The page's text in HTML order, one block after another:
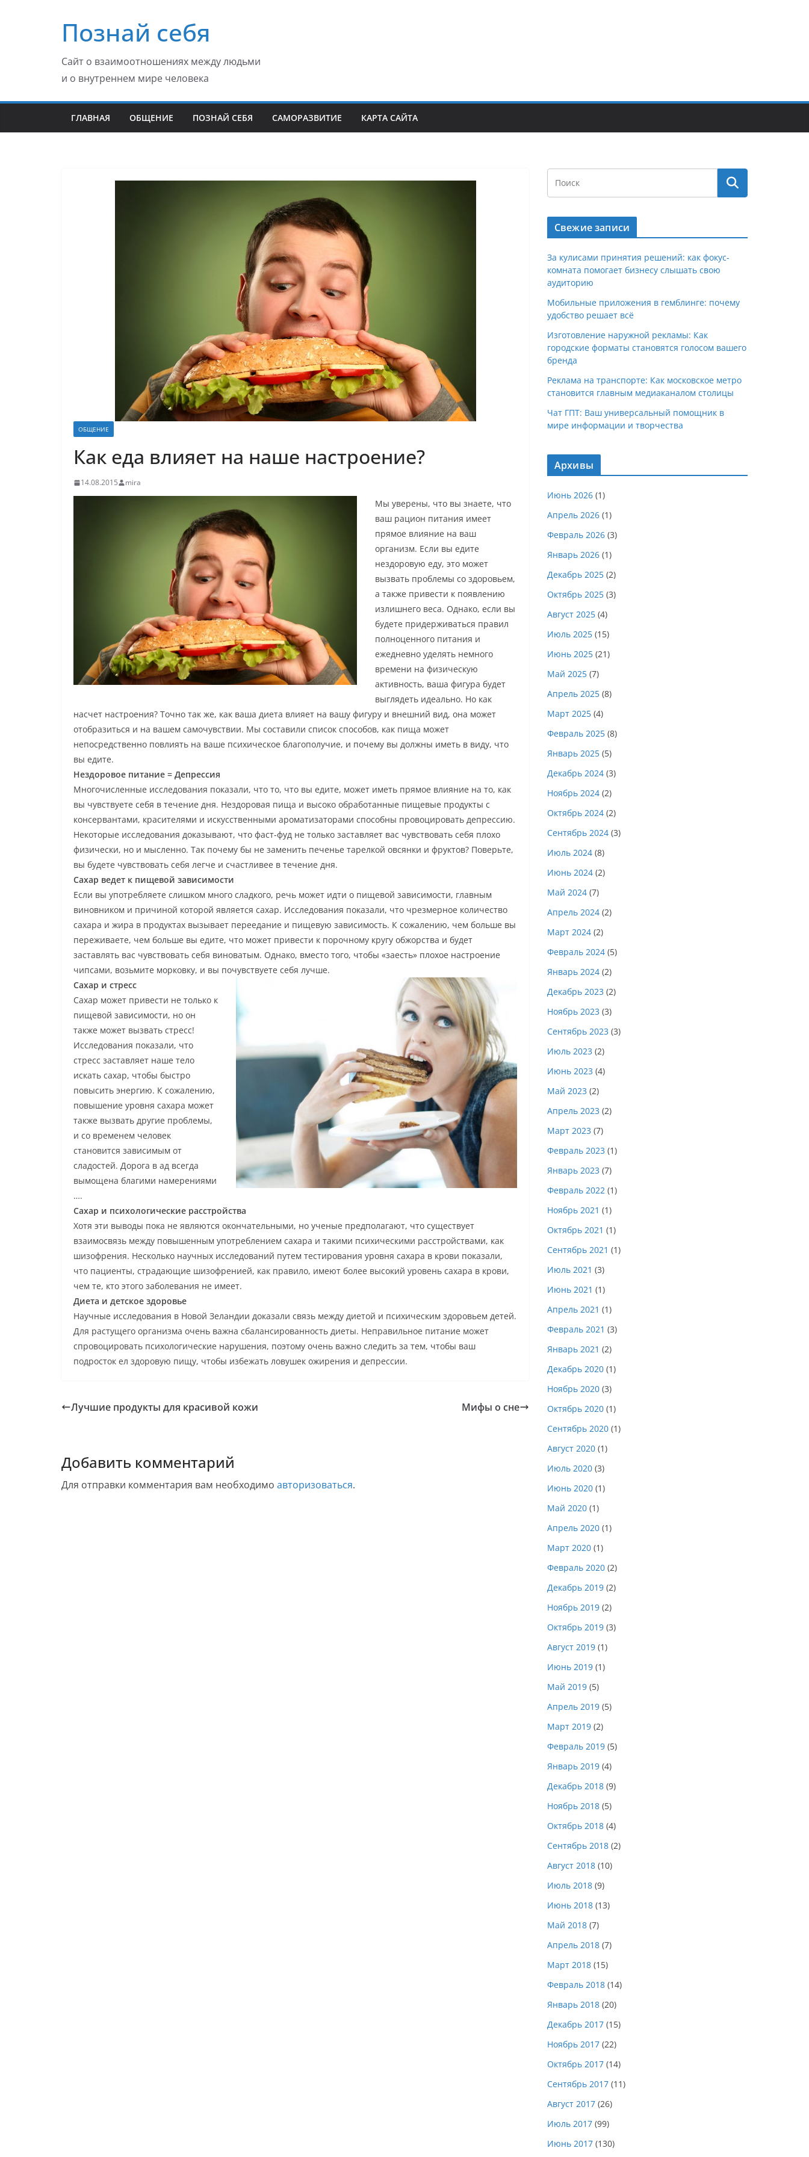
содержимомуПознай себя
Сайт о взаимоотношениях между людьми
и о внутреннем мире человека
ГЛАВНАЯ ОБЩЕНИЕ ПОЗНАЙ СЕБЯ САМОРАЗВИТИЕ КАРТА САЙТА
ОБЩЕНИЕ
Как еда влияет на наше настроение?
14.08.2015 mira
Мы уверены, что вы знаете, что
ваш рацион питания имеет
прямое влияние на ваш
организм. Если вы едите
нездоровую еду, это может
вызвать проблемы со здоровьем,
а также привести к появлению
излишнего веса. Однако, если вы
будете придерживаться правил
полноценного питания и
ежедневно уделять немного
времени на физическую
активность, ваша фигура будет
выглядеть идеально. Но как
насчет настроения? Точно так же, как ваша диета влияет на вашу фигуру и внешний вид, она может
отобразиться и на вашем самочувствии. Мы составили список способов, как пища может
непосредственно повлиять на ваше психическое благополучие, и почему вы должны иметь в виду, что
вы едите.
Нездоровое питание = Депрессия
Многочисленные исследования показали, что то, что вы едите, может иметь прямое влияние на то, как
вы чувствуете себя в течение дня. Нездоровая пища и высоко обработанные пищевые продукты с
консервантами, красителями и искусственными ароматизаторами способны провоцировать депрессию.
Некоторые исследования доказывают, что фаст-фуд не только заставляет вас чувствовать себя плохо
физически, но и мысленно. Так почему бы не заменить печенье тарелкой овсянки и фруктов? Поверьте,
вы будете чувствовать себя легче и счастливее в течение дня.
Сахар ведет к пищевой зависимости
Если вы употребляете слишком много сладкого, речь может идти о пищевой зависимости, главным
виновником и причиной которой является сахар. Исследования показали, что чрезмерное количество
сахара и жира в продуктах вызывает переедание и пищевую зависимость. К сожалению, чем больше вы
переживаете, чем больше вы едите, что может привести к порочному кругу обжорства и будет
заставлять вас чувствовать себя виноватым. Однако, вместо того, чтобы «заесть» плохое настроение
чипсами, возьмите морковку, и вы почувствуете себя лучше.
Сахар и стресс
Сахар может привести не только к
пищевой зависимости, но он
также может вызвать стресс!
Исследования показали, что
стресс заставляет наше тело
искать сахар, чтобы быстро
повысить энергию. К сожалению,
повышение уровня сахара может
также вызвать другие проблемы,
и со временем человек
становится зависимым от
сладостей. Дорога в ад всегда
вымощена благими намерениями
….
Сахар и психологические расстройства
Хотя эти выводы пока не являются окончательными, но ученые предполагают, что существует
взаимосвязь между повышенным употреблением сахара и такими психическими расстройствами, как
шизофрения. Несколько научных исследований путем тестирования уровня сахара в крови показали,
что пациенты, страдающие шизофренией, как правило, имеют более высокий уровень сахара в крови,
чем те, кто этого заболевания не имеет.
Диета и детское здоровье
Научные исследования в Новой Зеландии доказали связь между диетой и психическим здоровьем детей.
Для растущего организма очень важна сбалансированность диеты. Неправильное питание может
спровоцировать психологические нарушения, поэтому очень важно следить за тем, чтобы ваш
подросток ел здоровую пищу, чтобы избежать ловушек ожирения и депрессии.
Лучшие продукты для красивой кожи Мифы о сне
Добавить комментарий
Для отправки комментария вам необходимо авторизоваться.
Свежие записи
За кулисами принятия решений: как фокус-
комната помогает бизнесу слышать свою
аудиторию
Мобильные приложения в гемблинге: почему
удобство решает всё
Изготовление наружной рекламы: Как
городские форматы становятся голосом вашего
бренда
Реклама на транспорте: Как московское метро
становится главным медиаканалом столицы
Чат ГПТ: Ваш универсальный помощник в
мире информации и творчества
Архивы
Июнь 2026 (1)
Апрель 2026 (1)
Февраль 2026 (3)
Январь 2026 (1)
Декабрь 2025 (2)
Октябрь 2025 (3)
Август 2025 (4)
Июль 2025 (15)
Июнь 2025 (21)
Май 2025 (7)
Апрель 2025 (8)
Март 2025 (4)
Февраль 2025 (8)
Январь 2025 (5)
Декабрь 2024 (3)
Ноябрь 2024 (2)
Октябрь 2024 (2)
Сентябрь 2024 (3)
Июль 2024 (8)
Июнь 2024 (2)
Май 2024 (7)
Апрель 2024 (2)
Март 2024 (2)
Февраль 2024 (5)
Январь 2024 (2)
Декабрь 2023 (2)
Ноябрь 2023 (3)
Сентябрь 2023 (3)
Июль 2023 (2)
Июнь 2023 (4)
Май 2023 (2)
Апрель 2023 (2)
Март 2023 (7)
Февраль 2023 (1)
Январь 2023 (7)
Февраль 2022 (1)
Ноябрь 2021 (1)
Октябрь 2021 (1)
Сентябрь 2021 (1)
Июль 2021 (3)
Июнь 2021 (1)
Апрель 2021 (1)
Февраль 2021 (3)
Январь 2021 (2)
Декабрь 2020 (1)
Ноябрь 2020 (3)
Октябрь 2020 (1)
Сентябрь 2020 (1)
Август 2020 (1)
Июль 2020 (3)
Июнь 2020 (1)
Май 2020 (1)
Апрель 2020 (1)
Март 2020 (1)
Февраль 2020 (2)
Декабрь 2019 (2)
Ноябрь 2019 (2)
Октябрь 2019 (3)
Август 2019 (1)
Июнь 2019 (1)
Май 2019 (5)
Апрель 2019 (5)
Март 2019 (2)
Февраль 2019 (5)
Январь 2019 (4)
Декабрь 2018 (9)
Ноябрь 2018 (5)
Октябрь 2018 (4)
Сентябрь 2018 (2)
Август 2018 (10)
Июль 2018 (9)
Июнь 2018 (13)
Май 2018 (7)
Апрель 2018 (7)
Март 2018 (15)
Февраль 2018 (14)
Январь 2018 (20)
Декабрь 2017 (15)
Ноябрь 2017 (22)
Октябрь 2017 (14)
Сентябрь 2017 (11)
Август 2017 (26)
Июль 2017 (99)
Июнь 2017 (130)